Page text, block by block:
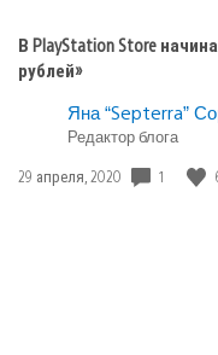
В PlayStation Store
рублей»
Яна “Septerra”
Редактор блога
Дата
29 апреля, 2020 1